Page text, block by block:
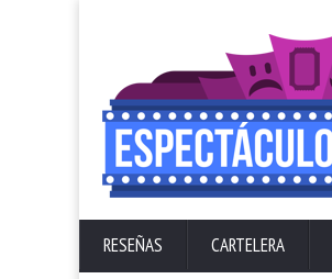
RESEÑAS CARTELERA